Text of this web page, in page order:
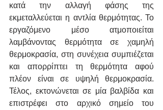
κατά την αλλαγή φάσης της
εκμεταλλεύεται η αντλία θερμότητας. Το
εργαζόμενο μέσο ατμοποιείται
λαμβάνοντας θερμότητα σε χαμηλή
θερμοκρασία, στη συνέχεια συμπιέζεται
και απορρίπτει τη θερμότητα αφού
πλέον είναι σε υψηλή θερμοκρασία.
Τέλος, εκτονώνεται σε μία βαλβίδα και
επιστρέφει στο αρχικό σημείο του